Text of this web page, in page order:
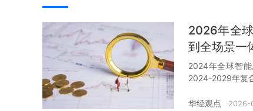
2026年全
到全场景一
2024年全球智
2024-2029年复
华经观点 2026-